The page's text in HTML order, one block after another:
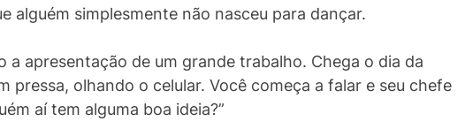
alguém simplesmente não nasceu para dançar.
a apresentação de um grande trabalho. Chega o dia da
pressa, olhando o celular. Você começa a falar e seu chefe
aí tem alguma boa ideia?”